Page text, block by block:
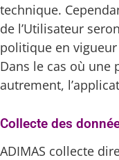
technique.
de l’Utilisateur
politique en
Dans le cas où une
autrement,
Collecte des
ADIMAS collecte